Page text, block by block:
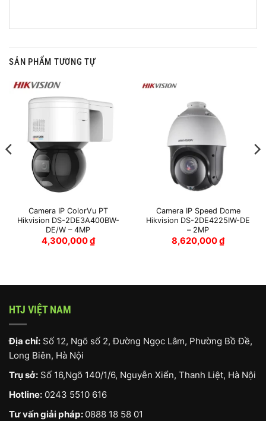
SẢN PHẨM TƯƠNG TỰ
Camera IP ColorVu PT
Hikvision DS-2DE3A400BW-
DE/W – 4MP
4,300,000₫
Camera IP Speed Dome
Hikvision DS-2DE4225IW-DE
– 2MP
8,620,000₫
HTJ VIỆT NAM
Địa chỉ: Số 12, Ngõ số 2, Đường Ngọc Lâm, Phường Bồ Đề,
Long Biên, Hà Nội
Trụ sở: Số 16,Ngõ 140/1/6, Nguyễn Xiển, Thanh Liệt, Hà Nội
Hotline: 0243 5510 616
Tư vấn giải pháp: 0888 18 58 01